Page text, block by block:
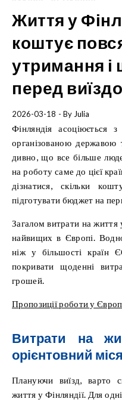
Життя у
коштує
утримання і
перед
2026-03-18 - By Julia
Фінляндія асоціюється
організованою
дивно, що все більше
на роботу саме до цієї
дізнатися, скільки
підготувати бюджет на
Загалом витрати на життя
найвищих в Європі.
ніж у більшості країн
покривати щоденні
грошей.
Пропозиції роботи у
Витрати на
орієнтовний
Плануючи виїзд, варто
життя у Фінляндії. Для